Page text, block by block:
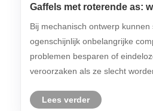
Gaffels met roterende as:
Bij mechanisch ontwerp kunnen
ogenschijnlijk onbelangrijke
problemen besparen of
veroorzaken als ze slecht
worden vaak aangetroffen in
Lees verder